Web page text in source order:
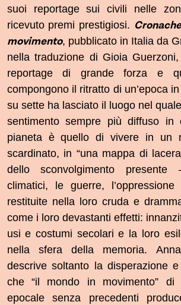
suoi reportage sui civili nelle
ricevuto premi prestigiosi.
movimento, pubblicato in Italia da
nella traduzione di Gioia Guerzoni,
reportage di grande forza e
compongono il ritratto di un’epoca
su sette ha lasciato il luogo nel
sentimento sempre più diffuso in
pianeta è quello di vivere in un
scardinato, in “una mappa di
dello sconvolgimento
climatici, le guerre,
restituite nella loro cruda e
come i loro devastanti effetti:
usi e costumi secolari e la loro
nella sfera della memoria.
descrive soltanto la disperazione
che “il mondo in movimento” di
epocale senza precedenti